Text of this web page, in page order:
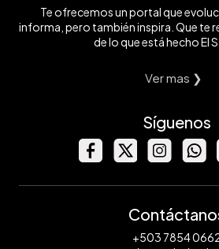
Te ofrecemos un portal que
informa, pero también inspira. Que te
de lo que está hecho El
Ver mas ❯
Síguenos
+503 7854